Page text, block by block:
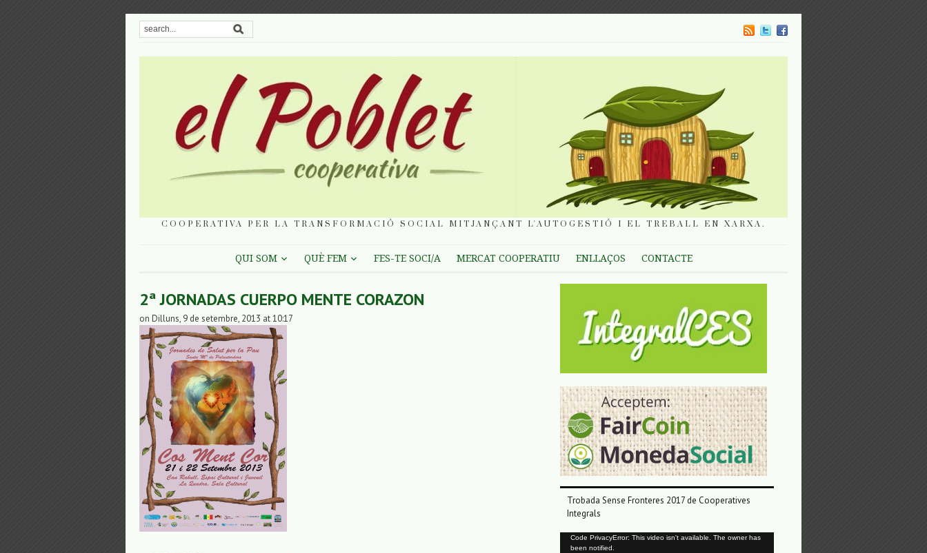
COOPERATIVA PER LA TRANSFORMACIÓ SOCIAL MITJANÇANT L'AUTOGESTIÓ I EL TREBALL EN XARXA.
QUI SOM QUÈ FEM FES-TE SOCI/A MERCAT COOPERATIU ENLLAÇOS CONTACTE
2ª JORNADAS CUERPO MENTE CORAZON
on Dilluns, 9 de setembre, 2013 at 10:17
Trobada Sense Fronteres 2017 de Cooperatives
Integrals
Reproductor
Code PrivacyError: This video isn't available. The owner has
been notified.